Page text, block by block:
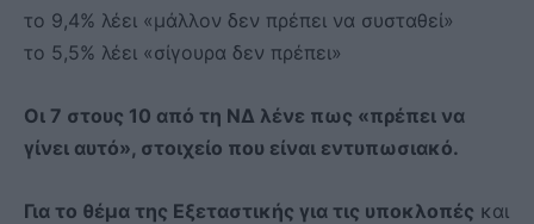
το 9,4% λέει «μάλλον δεν πρέπει να συσταθεί»
το 5,5% λέει «σίγουρα δεν πρέπει»
Οι 7 στους 10 από τη ΝΔ λένε πως «πρέπει να
γίνει αυτό», στοιχείο που είναι εντυπωσιακό.
Για το θέμα της Εξεταστικής για τις υποκλοπές και